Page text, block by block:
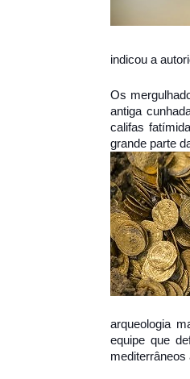
indicou a
Os
antiga
califas
grande parte
arqueologia
equipe que
mediterrâneos